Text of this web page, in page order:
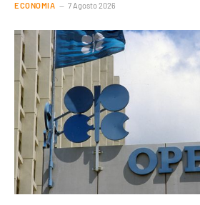
ECONOMIA 7 Agosto 2026